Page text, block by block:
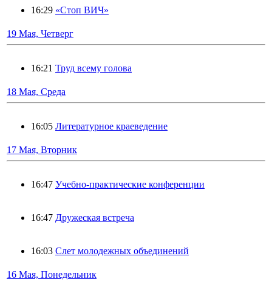
16:29 «Стоп ВИЧ»
19 Мая, Четверг
16:21 Труд всему голова
18 Мая, Среда
16:05 Литературное краеведение
17 Мая, Вторник
16:47 Учебно-практические конференции
16:47 Дружеская встреча
16:03 Слет молодежных объединений
16 Мая, Понедельник